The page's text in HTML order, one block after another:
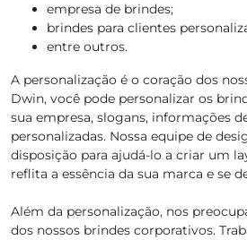
empresa de brindes;
brindes para clientes
entre outros.
A personalização é o coração dos
Dwin, você pode personalizar os
sua empresa, slogans, informações
personalizadas. Nossa equipe de
disposição para ajudá-lo a criar um
reflita a essência da sua marca e se
Além da personalização, nos
dos nossos brindes corporativos.